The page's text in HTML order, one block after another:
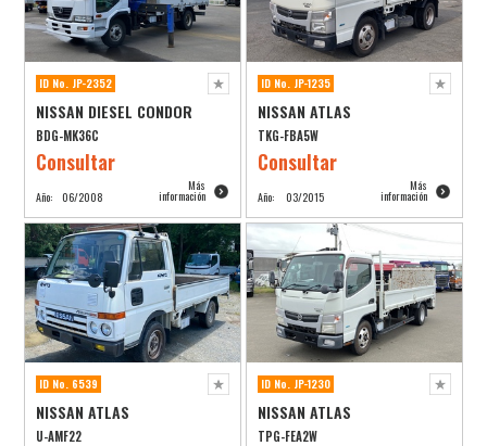
ID No. JP-2352
NISSAN DIESEL CONDOR
BDG-MK36C
Consultar
Año: 06/2008
Más
información
ID No. JP-1235
NISSAN ATLAS
TKG-FBA5W
Consultar
Año: 03/2015
Más
información
ID No. 6539
NISSAN ATLAS
U-AMF22
ID No. JP-1230
NISSAN ATLAS
TPG-FEA2W